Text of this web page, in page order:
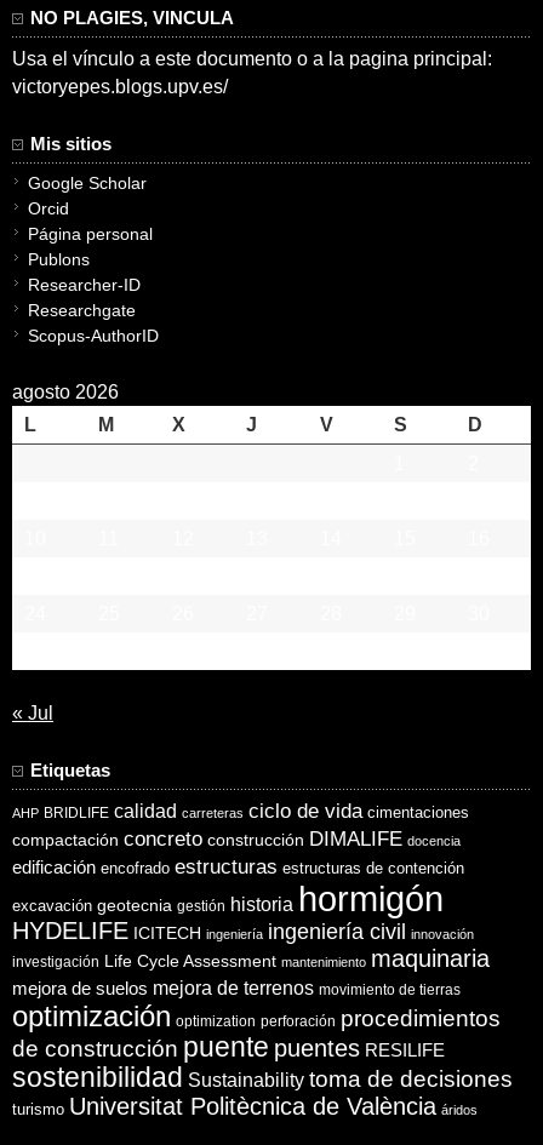
NO PLAGIES, VINCULA
Usa el vínculo a este documento o a la pagina principal:
victoryepes.blogs.upv.es/
Mis sitios
Google Scholar
Orcid
Página personal
Publons
Researcher-ID
Researchgate
Scopus-AuthorID
agosto 2026
L
M X J V S
D
« Jul
Etiquetas
AHP BRIDLIFE calidad carreteras ciclo de vida cimentaciones
compactación concreto construcción DIMALIFE docencia
edificación encofrado estructuras estructuras de contención
excavación geotecnia gestión historia hormigón
HYDELIFE ICITECH ingeniería ingeniería civil innovación
investigación Life Cycle Assessment mantenimiento maquinaria
mejora de suelos mejora de terrenos movimiento de tierras
optimización optimization perforación procedimientos
de construcción puente puentes RESILIFE
sostenibilidad Sustainability toma de decisiones
turismo Universitat Politècnica de València áridos